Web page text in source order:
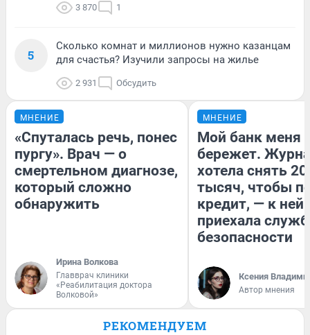
3 870 1
5
Сколько комнат и миллионов нужно казанцам
для счастья? Изучили запросы на жилье
2 931 Обсудить
МНЕНИЕ
«Спуталась речь, понес
пургу». Врач — о
смертельном диагнозе,
который сложно
обнаружить
Ирина Волкова
Главврач клиники
«Реабилитация доктора
Волковой»
МНЕНИЕ
Мой банк меня
бережет.
хотела снять
тысяч, чтобы
кредит, — к
приехала
безопасности
Ксения
Автор мнения
РЕКОМЕНДУЕМ